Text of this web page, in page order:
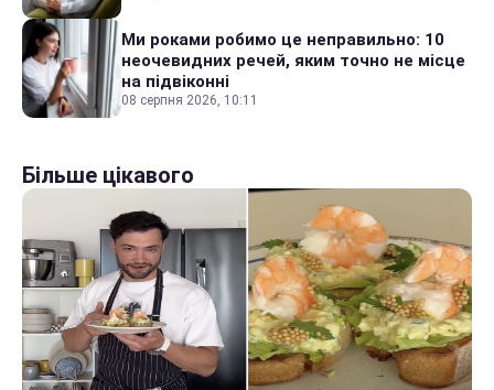
Ми роками робимо це неправильно: 10
неочевидних речей, яким точно не місце
на підвіконні
08 серпня 2026, 10:11
Більше цікавого